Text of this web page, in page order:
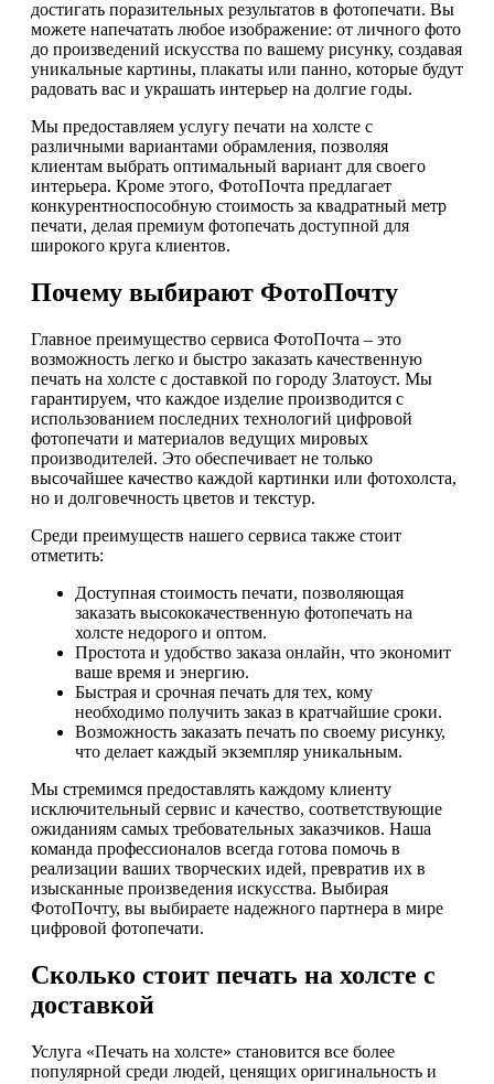
достигать поразительных результатов в фотопечати. Вы
можете напечатать любое изображение: от личного фото
до произведений искусства по вашему рисунку, создавая
уникальные картины, плакаты или панно, которые будут
радовать вас и украшать интерьер на долгие годы.
Мы предоставляем услугу печати на холсте с
различными вариантами обрамления, позволяя
клиентам выбрать оптимальный вариант для своего
интерьера. Кроме этого, ФотоПочта предлагает
конкурентноспособную стоимость за квадратный метр
печати, делая премиум фотопечать доступной для
широкого круга клиентов.
Почему выбирают ФотоПочту
Главное преимущество сервиса ФотоПочта – это
возможность легко и быстро заказать качественную
печать на холсте с доставкой по городу Златоуст. Мы
гарантируем, что каждое изделие производится с
использованием последних технологий цифровой
фотопечати и материалов ведущих мировых
производителей. Это обеспечивает не только
высочайшее качество каждой картинки или фотохолста,
но и долговечность цветов и текстур.
Среди преимуществ нашего сервиса также стоит
отметить:
Доступная стоимость печати, позволяющая
заказать высококачественную фотопечать на
холсте недорого и оптом.
Простота и удобство заказа онлайн, что экономит
ваше время и энергию.
Быстрая и срочная печать для тех, кому
необходимо получить заказ в кратчайшие сроки.
Возможность заказать печать по своему рисунку,
что делает каждый экземпляр уникальным.
Мы стремимся предоставлять каждому клиенту
исключительный сервис и качество, соответствующие
ожиданиям самых требовательных заказчиков. Наша
команда профессионалов всегда готова помочь в
реализации ваших творческих идей, превратив их в
изысканные произведения искусства. Выбирая
ФотоПочту, вы выбираете надежного партнера в мире
цифровой фотопечати.
Сколько стоит печать на холсте с
доставкой
Услуга «Печать на холсте» становится все более
популярной среди людей, ценящих оригинальность и